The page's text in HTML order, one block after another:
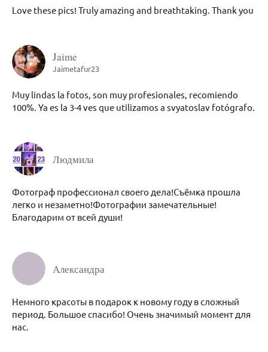
Love these pics! Truly amazing and breathtaking. Thank you
Jaime
Jaimetafur23
Muy lindas la fotos, son muy profesionales, recomiendo
100%. Ya es la 3-4 ves que utilizamos a svyatoslav fotógrafo.
Людмила
Фотограф профессионал своего дела!Съёмка прошла
легко и незаметно!Фотографии замечательные!
Благодарим от всей души!
Александра
Немного красоты в подарок к новому году в сложный
период. Большое спасибо! Очень значимый момент для
нас.